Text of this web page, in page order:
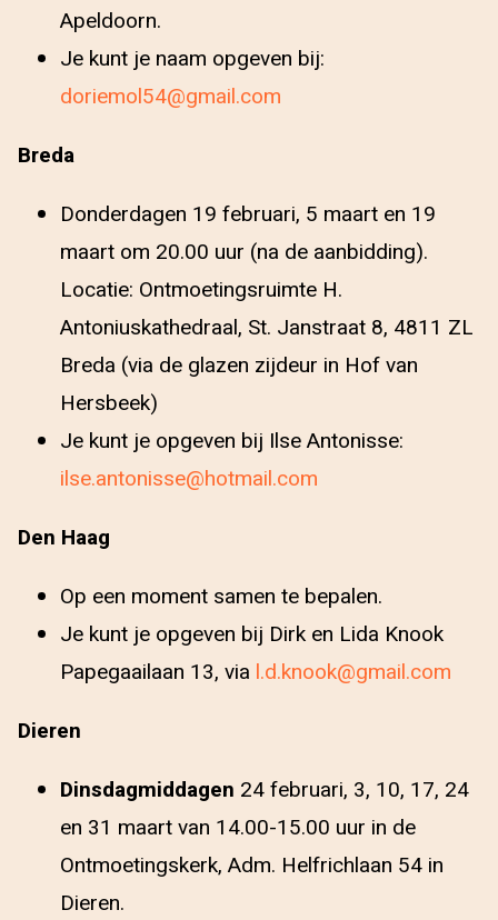
Apeldoorn.
Je kunt je naam opgeven bij:
doriemol54@gmail.com
Breda
Donderdagen 19 februari, 5 maart en 19
maart om 20.00 uur (na de aanbidding).
Locatie: Ontmoetingsruimte H.
Antoniuskathedraal, St. Janstraat 8, 4811 ZL
Breda (via de glazen zijdeur in Hof van
Hersbeek)
Je kunt je opgeven bij Ilse Antonisse:
ilse.antonisse@hotmail.com
Den Haag
Op een moment samen te bepalen.
Je kunt je opgeven bij Dirk en Lida Knook
Papegaailaan 13, via l.d.knook@gmail.com
Dieren
Dinsdagmiddagen 24 februari, 3, 10, 17, 24
en 31 maart van 14.00-15.00 uur in de
Ontmoetingskerk, Adm. Helfrichlaan 54 in
Dieren.